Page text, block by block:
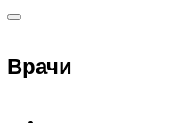
Врачи